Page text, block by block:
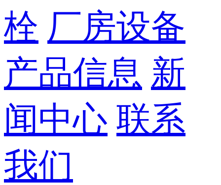
栓 厂房设备
产品信息 新
闻中心 联系
我们